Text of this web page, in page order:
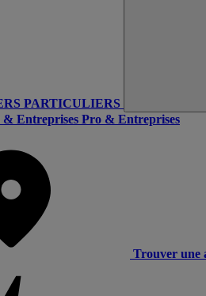
PARTICULIERS
& Entreprises Pro & Entreprises
Trouver une